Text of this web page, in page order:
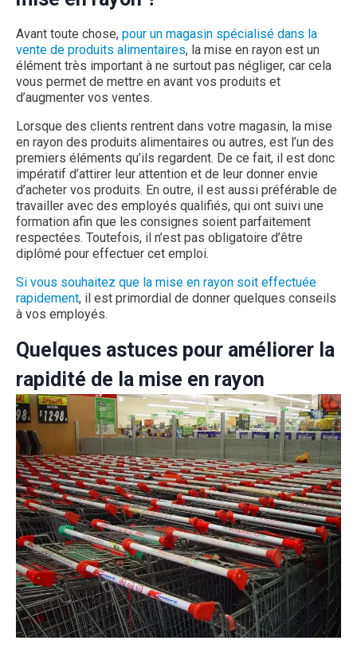
Avant toute chose, pour un magasin spécialisé dans la
vente de produits alimentaires, la mise en rayon est un
élément très important à ne surtout pas négliger, car cela
vous permet de mettre en avant vos produits et
d’augmenter vos ventes.
Lorsque des clients rentrent dans votre magasin, la mise
en rayon des produits alimentaires ou autres, est l’un des
premiers éléments qu’ils regardent. De ce fait, il est donc
impératif d’attirer leur attention et de leur donner envie
d’acheter vos produits. En outre, il est aussi préférable de
travailler avec des employés qualifiés, qui ont suivi une
formation afin que les consignes soient parfaitement
respectées. Toutefois, il n’est pas obligatoire d’être
diplômé pour effectuer cet emploi.
Si vous souhaitez que la mise en rayon soit effectuée
rapidement, il est primordial de donner quelques conseils
à vos employés.
Quelques astuces pour améliorer la
rapidité de la mise en rayon